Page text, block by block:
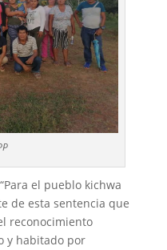
“Para el pueblo kichwa
de esta sentencia que
reconocimiento
y habitado por